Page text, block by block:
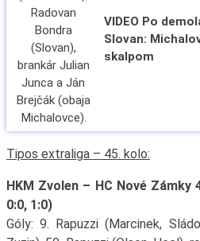
VIDEO Po
Slovan:
skalpom
Tipos extraliga – 45. kolo:
HKM Zvolen – HC Nové Zámky
0:0, 1:0)
Góly: 9. Rapuzzi (Marcinek,